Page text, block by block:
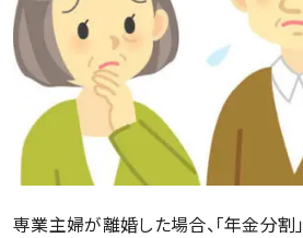
専業主婦が離婚した場合、「年金分割